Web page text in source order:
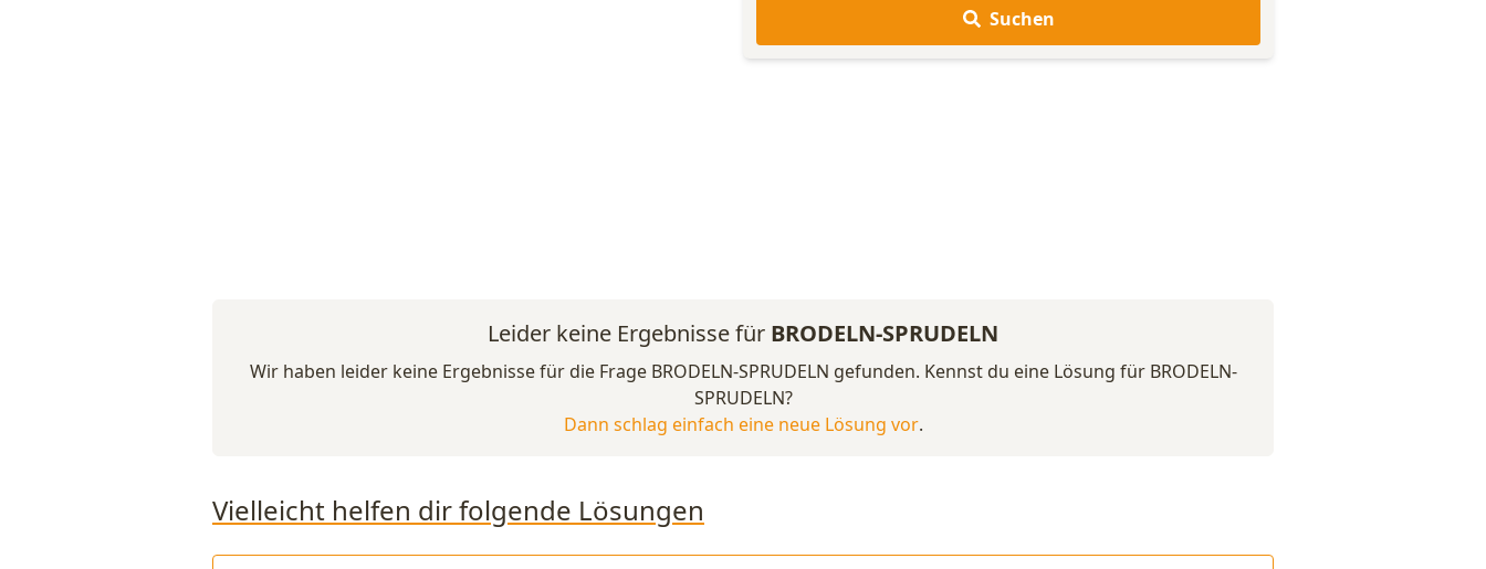
Suchen
Leider keine Ergebnisse für BRODELN-SPRUDELN
Wir haben leider keine Ergebnisse für die Frage BRODELN-SPRUDELN gefunden. Kennst du eine Lösung für BRODELN-
SPRUDELN?
Dann schlag einfach eine neue Lösung vor.
Vielleicht helfen dir folgende Lösungen